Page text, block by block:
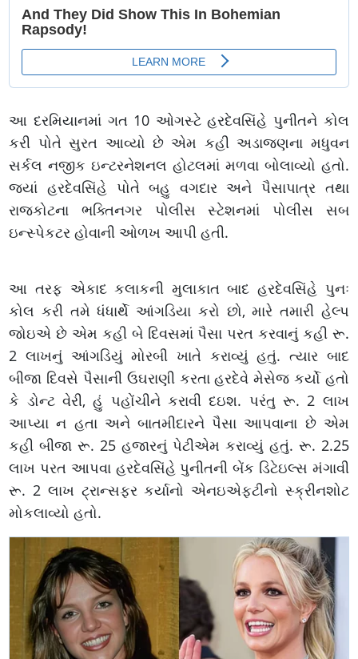
આ દરમિયાનમાં ગત 10 ઓગસ્ટે હરદેવસિંહે પુનીતને કોલ
કરી પોતે સુરત આવ્યો છે એમ કહી અડાજણના મધુવન
સર્કલ નજીક ઇન્ટરનેશનલ હોટલમાં મળવા બોલાવ્યો હતો.
જયાં હરદેવસિંહે પોતે બહુ વગદાર અને પૈસાપાત્ર તથા
રાજકોટના ભક્તિનગર પોલીસ સ્ટેશનમાં પોલીસ સબ
ઇન્સ્પેકટર હોવાની ઓળખ આપી હતી.
આ તરફ એકાદ કલાકની મુલાકાત બાદ હરદેવસિંહે પુનઃ
કોલ કરી તમે ધંધાર્થે આંગડિયા કરો છો, મારે તમારી હેલ્પ
જોઇએ છે એમ કહી બે દિવસમાં પૈસા પરત કરવાનું કહી રૂ.
2 લાખનું આંગડિયું મોરબી ખાતે કરાવ્યું હતું. ત્યાર બાદ
બીજા દિવસે પૈસાની ઉઘરાણી કરતા હરદેવે મેસેજ કર્યો હતો
કે ડોન્ટ વેરી, હું પહોંચીને કરાવી દઇશ. પરંતુ રૂ. 2 લાખ
આપ્યા ન હતા અને બાતમીદારને પૈસા આપવાના છે એમ
કહી બીજા રૂ. 25 હજારનું પેટીએમ કરાવ્યું હતું. રૂ. 2.25
લાખ પરત આપવા હરદેવસિંહે પુનીતની બેંક ડિટેઇલ્સ મંગાવી
રૂ. 2 લાખ ટ્રાન્સફર કર્યાનો એનઇએફટીનો સ્ક્રીનશોટ
મોકલાવ્યો હતો.